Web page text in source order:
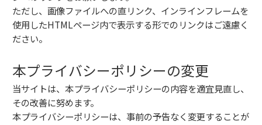
ただし、画像ファイルへの直リンク、インラインフレームを
使用したHTMLページ内で表示する形でのリンクはご遠慮く
ださい。
本プライバシーポリシーの変更
当サイトは、本プライバシーポリシーの内容を適宜見直し、
その改善に努めます。
本プライバシーポリシーは、事前の予告なく変更することが